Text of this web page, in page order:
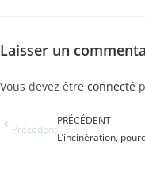
Laisser un
Vous devez être connecté
Précédent
PRÉCÉDENT
L’incinération,